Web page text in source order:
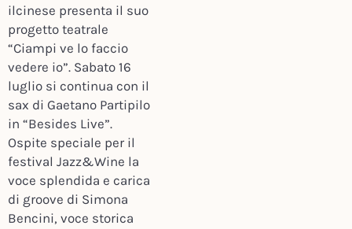
ilcinese presenta il suo
progetto teatrale
“Ciampi ve lo faccio
vedere io”. Sabato 16
luglio si continua con il
sax di Gaetano Partipilo
in “Besides Live”.
Ospite speciale per il
festival Jazz&Wine la
voce splendida e carica
di groove di Simona
Bencini, voce storica